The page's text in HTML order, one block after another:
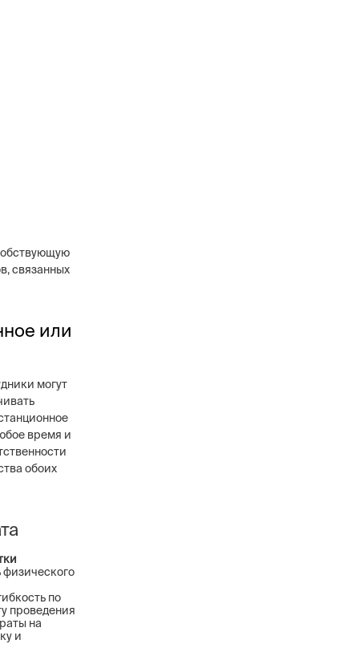
связанных
или
могут
время и
обоих
физического
по
проведения
на
и